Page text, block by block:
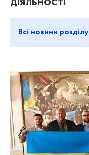
Всі новини розділу